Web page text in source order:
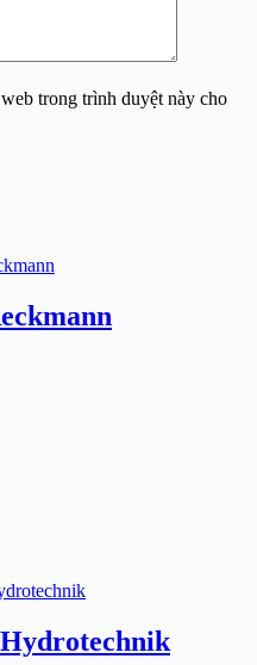
trong trình duyệt này cho